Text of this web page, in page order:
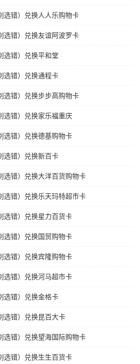
选错）兑换人人乐购物卡
选错）兑换友谊阿波罗卡
选错）兑换平和堂
选错）兑换通程卡
选错）兑换步步高购物卡
选错）兑换家乐福重庆
选错）兑换德基购物卡
选错）兑换新百卡
选错）兑换大洋百货购物卡
选错）兑换乐天玛特超市卡
选错）兑换星力百货卡
选错）兑换国贸购物卡
选错）兑换宾隆购物卡
选错）兑换河马超市卡
选错）兑换金格卡
选错）兑换昆百大卡
选错）兑换望海国际购物卡
选错）兑换生生百货卡